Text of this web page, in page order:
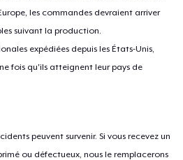
les commandes devraient arriver
suivant la production.
expédiées depuis les États-Unis,
fois qu'ils atteignent leur pays de
peuvent survenir. Si vous recevez un
ou défectueux, nous le remplacerons